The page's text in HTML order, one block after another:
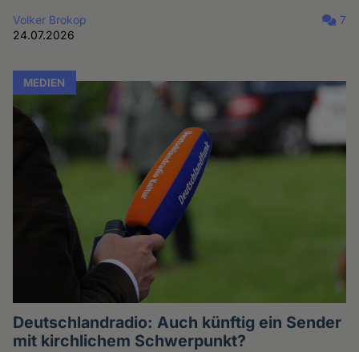
Volker Brokop
24.07.2026
7
MEDIEN
Deutschlandradio: Auch künftig ein Sender
mit kirchlichem Schwerpunkt?